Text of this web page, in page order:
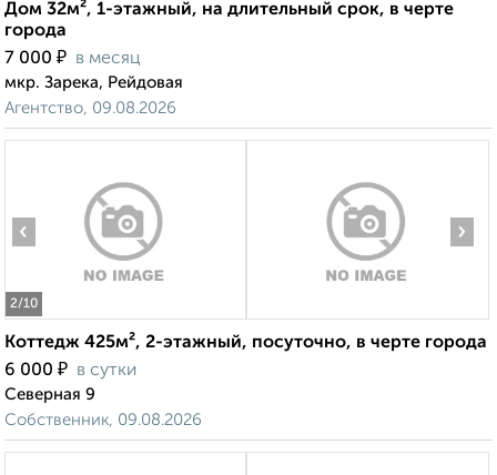
Дом 32м², 1-этажный, на длительный срок, в черте
города
7 000 ₽ в месяц
мкр. Зарека, Рейдовая
Агентство, 09.08.2026
2/10
‹ ›
Коттедж 425м², 2-этажный, посуточно, в черте города
6 000 ₽ в сутки
Северная 9
Собственник, 09.08.2026